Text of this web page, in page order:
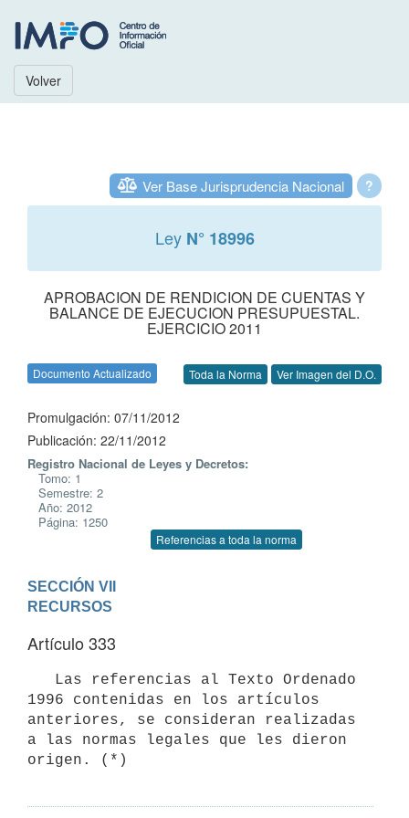
Volver
?
Ver Base Jurisprudencia Nacional
Ley N° 18996
APROBACION DE RENDICION DE CUENTAS Y
BALANCE DE EJECUCION PRESUPUESTAL.
EJERCICIO 2011
Documento Actualizado Toda la Norma Ver Imagen del D.O.
Promulgación: 07/11/2012
Publicación: 22/11/2012
Registro Nacional de Leyes y Decretos:
Tomo: 1
Semestre: 2
Año: 2012
Página: 1250
Referencias a toda la norma
SECCIÓN VII
RECURSOS
Artículo 333
1996 contenidas en los artículos
anteriores, se consideran realizadas
a las normas legales que les dieron
origen. (*)